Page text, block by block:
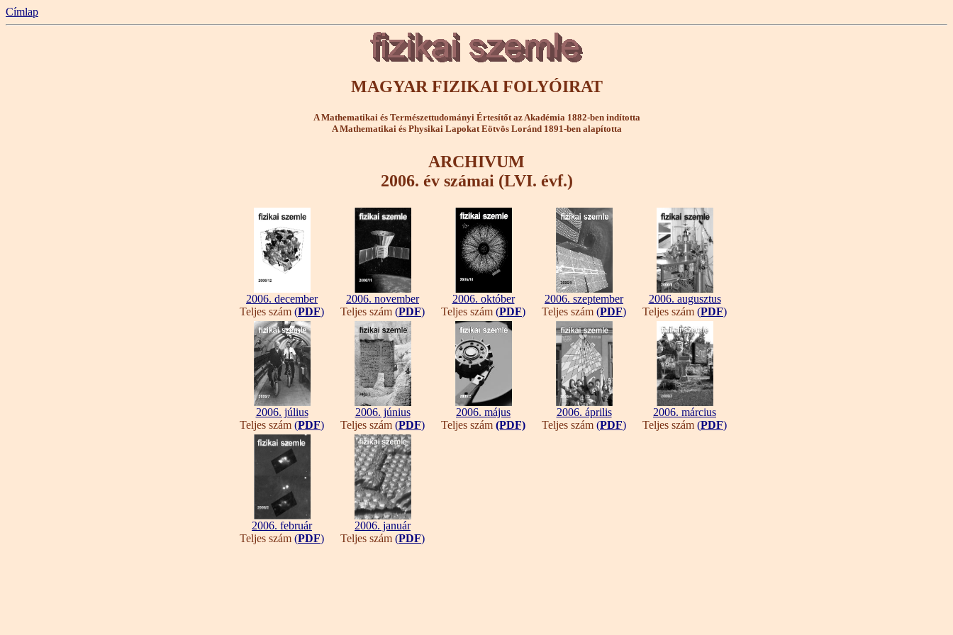
Címlap
MAGYAR FIZIKAI FOLYÓIRAT
A Mathematikai és Természettudományi Értesítőt az Akadémia 1882-ben indította
A Mathematikai és Physikai Lapokat Eötvös Loránd 1891-ben alapította
ARCHIVUM
2006. év számai (LVI. évf.)
2006. december
Teljes szám (PDF)
2006. november
Teljes szám (PDF)
2006. október
Teljes szám (PDF)
2006. szeptember
Teljes szám (PDF)
2006. augusztus
Teljes szám (PDF)
2006. július
Teljes szám (PDF)
2006. június
Teljes szám (PDF)
2006. május
Teljes szám (PDF)
2006. április
Teljes szám (PDF)
2006. március
Teljes szám (PDF)
2006. február
Teljes szám (PDF)
2006. január
Teljes szám (PDF)